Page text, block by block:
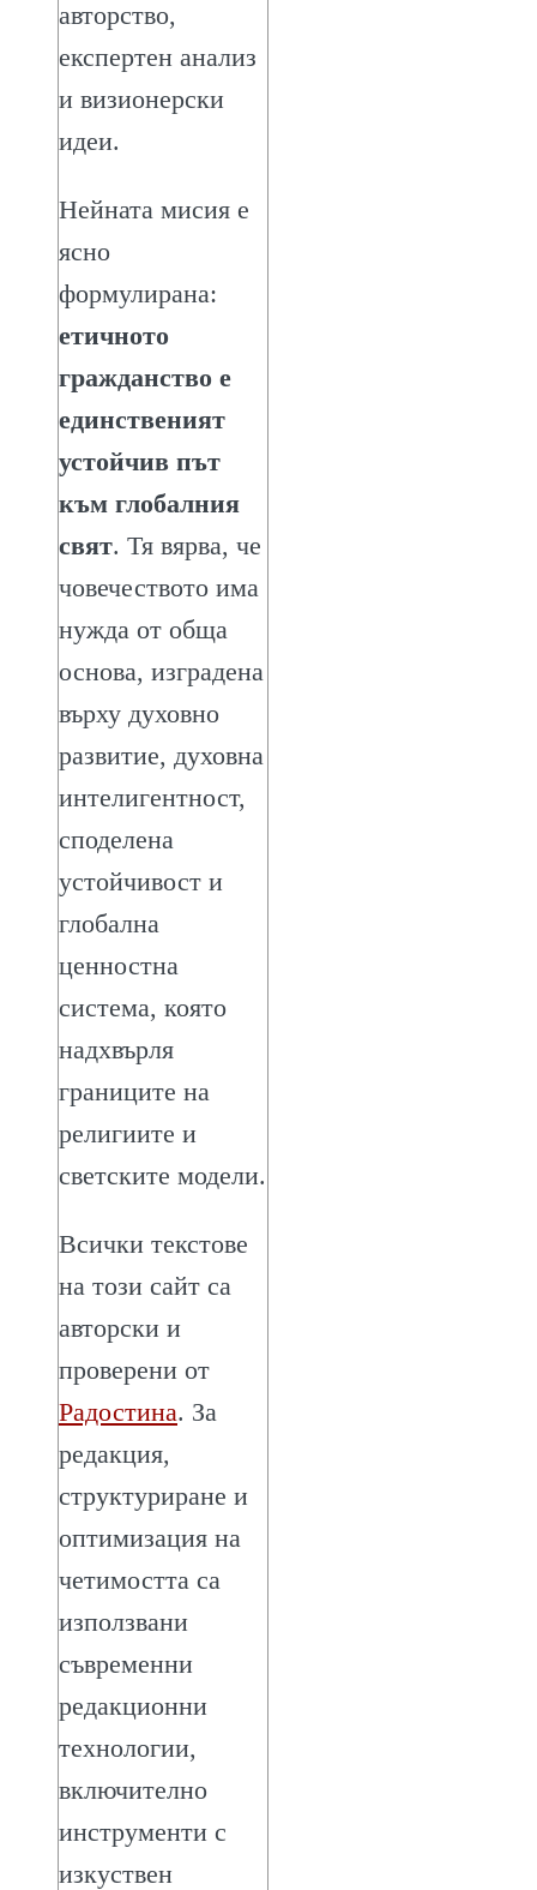
авторство,
експертен анализ
и визионерски
идеи.
Нейната мисия е
ясно
формулирана:
етичното
гражданство е
единственият
устойчив път
към глобалния
свят. Тя вярва, че
човечеството има
нужда от обща
основа, изградена
върху духовно
развитие, духовна
интелигентност,
споделена
устойчивост и
глобална
ценностна
система, която
надхвърля
границите на
религиите и
светските модели.
Всички текстове
на този сайт са
авторски и
проверени от
Радостина. За
редакция,
структуриране и
оптимизация на
четимостта са
използвани
съвременни
редакционни
технологии,
включително
инструменти с
изкуствен